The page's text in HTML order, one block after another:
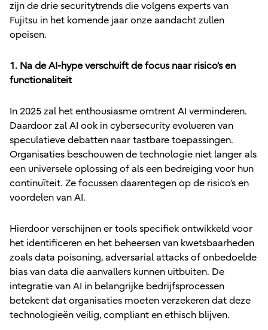
zijn de drie securitytrends die volgens experts van
Fujitsu in het komende jaar onze aandacht zullen
opeisen.
1. Na de AI-hype verschuift de focus naar risico’s en
functionaliteit
In 2025 zal het enthousiasme omtrent AI verminderen.
Daardoor zal AI ook in cybersecurity evolueren van
speculatieve debatten naar tastbare toepassingen.
Organisaties beschouwen de technologie niet langer als
een universele oplossing of als een bedreiging voor hun
continuïteit. Ze focussen daarentegen op de risico’s en
voordelen van AI.
Hierdoor verschijnen er tools specifiek ontwikkeld voor
het identificeren en het beheersen van kwetsbaarheden
zoals data poisoning, adversarial attacks of onbedoelde
bias van data die aanvallers kunnen uitbuiten. De
integratie van AI in belangrijke bedrijfsprocessen
betekent dat organisaties moeten verzekeren dat deze
technologieën veilig, compliant en ethisch blijven.